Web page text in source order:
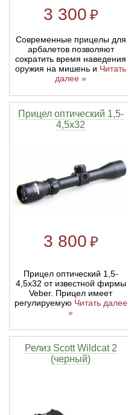
3 300 ₽
Современные прицелы для
арбалетов позволяют
сократить время наведения
оружия на мишень и Читать
далее »
Прицел оптический 1,5-
4,5х32
3 800 ₽
Прицел оптический 1,5-
4,5х32 от известной фирмы
Veber. Прицел имеет
регулируемую Читать далее
»
Релиз Scott Wildcat 2
(черный)